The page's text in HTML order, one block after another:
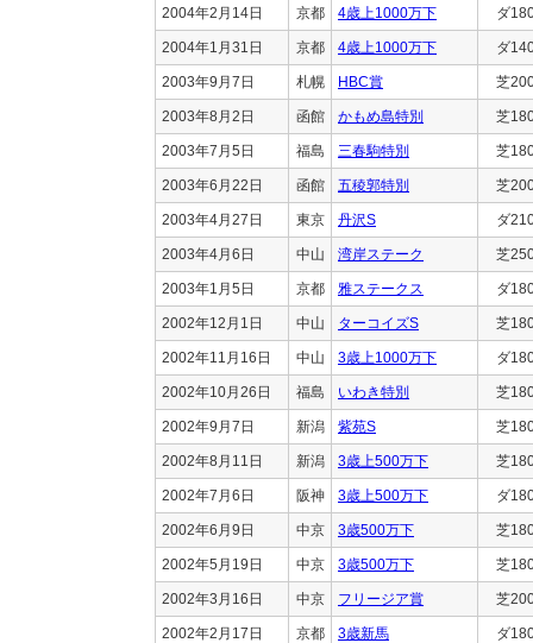
2004年2月14日 京都 4歳上1000万下 ダ
2004年1月31日 京都 4歳上1000万下 ダ
2003年9月7日 札幌 HBC賞 芝
2003年8月2日 函館 かもめ島特別 芝
2003年7月5日 福島 三春駒特別 芝
2003年6月22日 函館 五稜郭特別 芝
2003年4月27日 東京 丹沢S ダ
2003年4月6日 中山 湾岸ステーク 芝
2003年1月5日 京都 雅ステークス ダ
2002年12月1日 中山 ターコイズS 芝
2002年11月16日 中山 3歳上1000万下 ダ
2002年10月26日 福島 いわき特別 芝
2002年9月7日 新潟 紫苑S 芝
2002年8月11日 新潟 3歳上500万下 芝
2002年7月6日 阪神 3歳上500万下 ダ
2002年6月9日 中京 3歳500万下 芝
2002年5月19日 中京 3歳500万下 芝
2002年3月16日 中京 フリージア賞 芝
2002年2月17日 京都 3歳新馬 ダ